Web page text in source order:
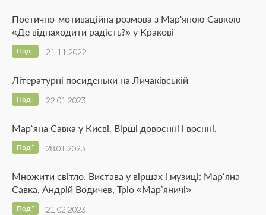
Поетично-мотиваційна розмова з Мар'яною Савкою
«Де віднаходити радість?» у Кракові
21.11.2022
Події
Літературні посиденьки на Личаківській
22.01.2023
Події
Мар‘яна Савка у Києві. Вірші довоєнні і воєнні.
28.01.2023
Події
Множити світло. Вистава у віршах і музиці: Мар‘яна
Савка, Андрій Водичев, Тріо «Мар’яничі»
21.02.2023
Події